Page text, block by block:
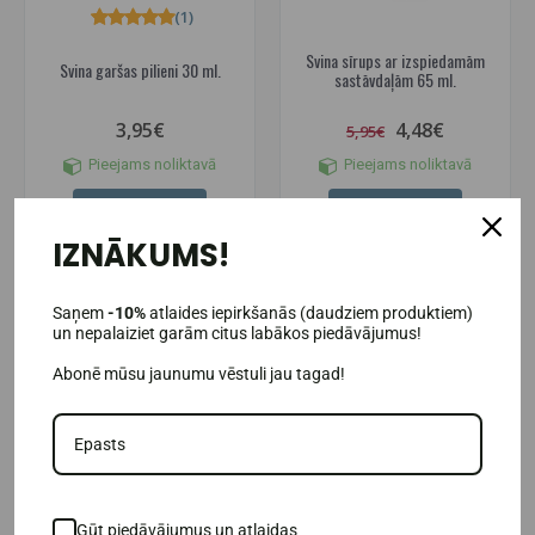
Svina garšas pilieni 30 ml.
(1)
3,95€
Pieejams noliktavā
Svina sīrups ar izspiedamām
sastāvdaļām 65 ml.
5,95€ 4,48€
Pieejams noliktavā
IZNĀKUMS!
Saņem-10%atlaides iepirkšanās (daudziem produktiem)
un nepalaiziet garām citus labākos piedāvājumus!
Abonē mūsu jaunumu vēstuli jau tagad!
Gūt piedāvājumus un atlaidas